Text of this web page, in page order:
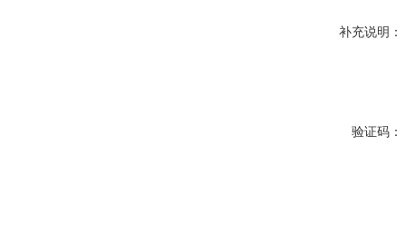
补充说明：
验证码：